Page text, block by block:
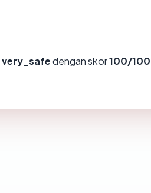
very_safedengan skor100/100